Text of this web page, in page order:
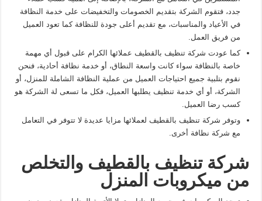
جدد، فتقوم الشركة بتقديم الخصومات والتخفيضات على خدمة النظافة
في الأعياد والمناسبات، مع تقديم أعلى جودة للنظافة كما تعود العميل
من فريق العمل.
كما عودت شركة تنظيف بالقطيف عملائها الكرام على قبول أي مهمة
خاصة بالنظافة سواء كانت واسعة النطاق، أو خدمة نظافة أحادية، فنحن
نقوم بتلبية جميع احتياجات العميل من عملية النظافة الشاملة للمنزل، أو
الشركة، أو أي خدمة تنظيف يطلبها العميل، فكل ما تسعى لة الشركة هو
كسب رضا العميل.
وتوفر شركة تنظيف بالقطيف لعملائها مزايا عديدة لا تتوفر في التعامل
مع شركة نظافة أخرى.
شركة تنظيف بالقطيف والتخلص
من ميكروبات المنزل